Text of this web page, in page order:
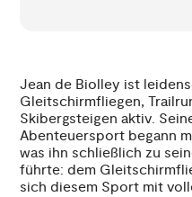
Jean de Biolley ist
Gleitschirmfliegen,
Skibergsteigen aktiv.
Abenteuersport begann
was ihn schließlich zu
führte: dem
sich diesem Sport mit